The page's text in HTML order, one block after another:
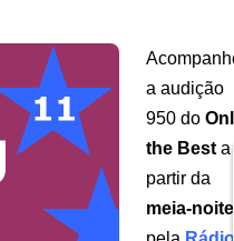
a audição
950 do
the Besta
partir da
meia-noite